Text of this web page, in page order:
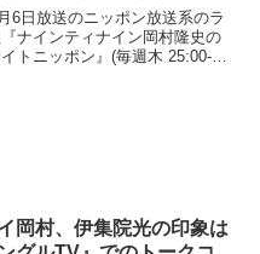
一切しなかった」と明か
6日放送のニッポン放送系のラ
ナインティナイン岡村隆史の
トニッポン』(毎週木 25:00-
岡村、伊集院光の印象は